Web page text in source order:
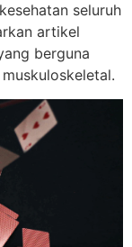
seluruh
artikel
berguna